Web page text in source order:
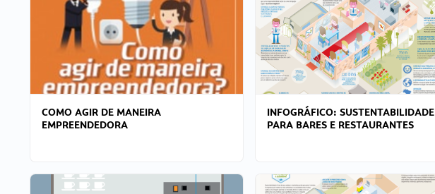
COMO AGIR DE MANEIRA
EMPREENDEDORA
INFOGRÁFICO: SUSTENTABILIDADE
PARA BARES E RESTAURANTES